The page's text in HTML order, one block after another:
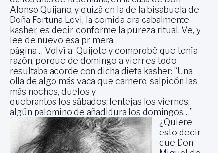
Alonso Quijano, y quizá en la de la bisabuela de
Doña Fortuna Levi, la comida era cabalmente
kasher, es decir, conforme la pureza ritual. Ve, y
lee de nuevo esa primera
página… Volví al Quijote y comprobé que tenía
razón, porque de domingo a viernes todo
resultaba acorde con dicha dieta kasher: “Una
olla de algo más vaca que carnero, salpicón las
más noches, duelos y
quebrantos los sábados; lentejas los viernes,
algún palomino de añadidura los domingos…”
¿Quiere
esto decir
que Don